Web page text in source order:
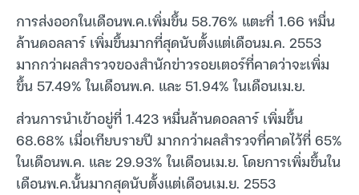
การส่งออกในเดือนพ.ค.เพิ่มขึ้น 58.76% แตะที่ 1.66 หมื่น
ล้านดอลลาร์ เพิ่มขึ้นมากที่สุดนับตั้งแต่เดือนม.ค. 2553
มากกว่าผลสำรวจของสำนักข่าวรอยเตอร์ที่คาดว่าจะเพิ่ม
ขึ้น 57.49% ในเดือนพ.ค. และ 51.94% ในเดือนเม.ย.
ส่วนการนำเข้าอยู่ที่ 1.423 หมื่นล้านดอลลาร์ เพิ่มขึ้น
68.68% เมื่อเทียบรายปี มากกว่าผลสำรวจที่คาดไว้ที่ 65%
ในเดือนพ.ค. และ 29.93% ในเดือนเม.ย. โดยการเพิ่มขึ้นใน
เดือนพ.ค.นั้นมากสุดนับตั้งแต่เดือนเม.ย. 2553